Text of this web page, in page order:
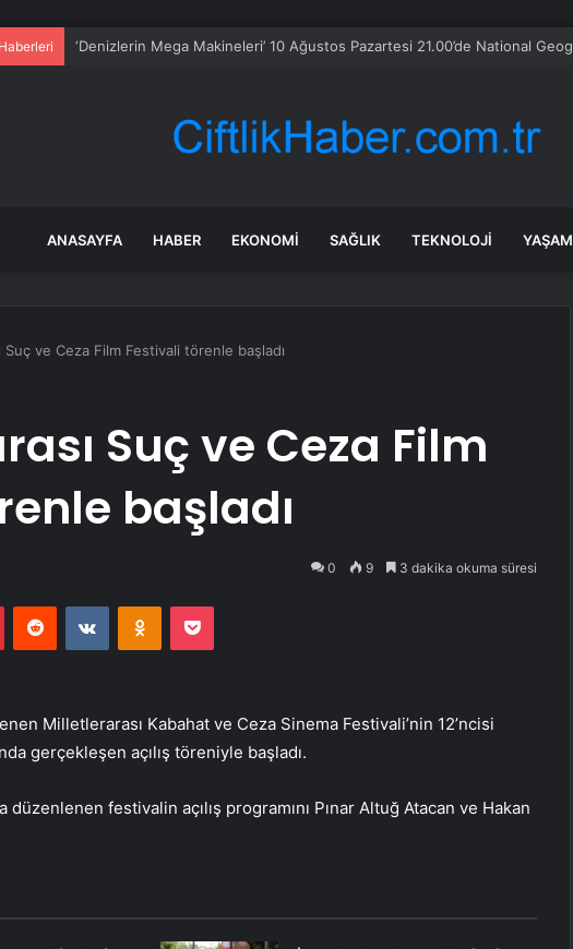
İstanbul Maltepe’de zincir marketlere sıkı denetim
ANASAYFA HABER EKONOMI SAĞLIK TEKNOLOJI YAŞAM
Suç ve Ceza Film Festivali törenle başladı
Suç ve Ceza Film
başladı
0 9 3 dakika okuma süresi
PinterestReddit VKontakteOdnoklassniki
Pocket
Milletlerarası Kabahat ve Ceza Sinema Festivali’nin 12’ncisi
gerçekleşen açılış töreniyle başladı.
festivalin açılış programını Pınar Altuğ Atacan ve Hakan